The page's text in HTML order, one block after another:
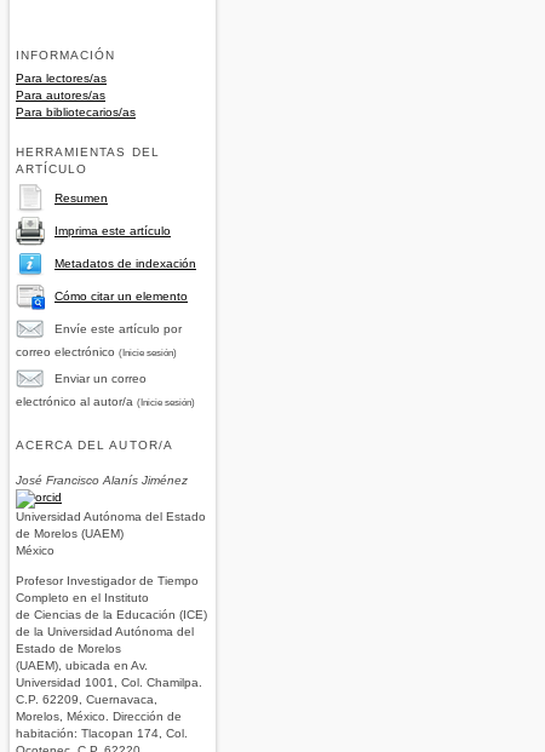
INFORMACIÓN
Para lectores/as
Para autores/as
Para bibliotecarios/as
HERRAMIENTAS DEL
ARTÍCULO
Resumen
Imprima este artículo
Metadatos de indexación
Cómo citar un elemento
Envíe este artículo por
correo electrónico (Inicie sesión)
Enviar un correo
electrónico al autor/a (Inicie sesión)
ACERCA DEL AUTOR/A
José Francisco Alanís Jiménez
Universidad Autónoma del Estado
de Morelos (UAEM)
México
Profesor Investigador de Tiempo
Completo en el Instituto
de Ciencias de la Educación (ICE)
de la Universidad Autónoma del
Estado de Morelos
(UAEM), ubicada en Av.
Universidad 1001, Col. Chamilpa.
C.P. 62209, Cuernavaca,
Morelos, México. Dirección de
habitación: Tlacopan 174, Col.